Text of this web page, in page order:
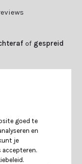
of gespreid
goed te
en
je
accepteren.